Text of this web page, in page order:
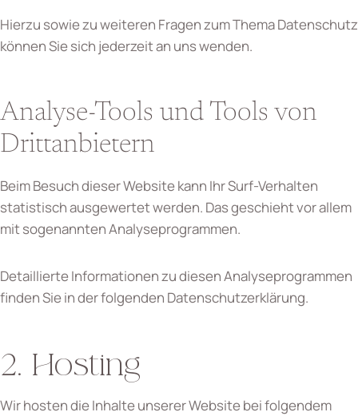
Hierzu sowie zu weiteren Fragen zum Thema Datenschutz
können Sie sich jederzeit an uns wenden.
Analyse-Tools und Tools von
Dritt­anbietern
Beim Besuch dieser Website kann Ihr Surf-Verhalten
statistisch ausgewertet werden. Das geschieht vor allem
mit sogenannten Analyseprogrammen.
Detaillierte Informationen zu diesen Analyseprogrammen
finden Sie in der folgenden Datenschutzerklärung.
2. Hosting
Wir hosten die Inhalte unserer Website bei folgendem